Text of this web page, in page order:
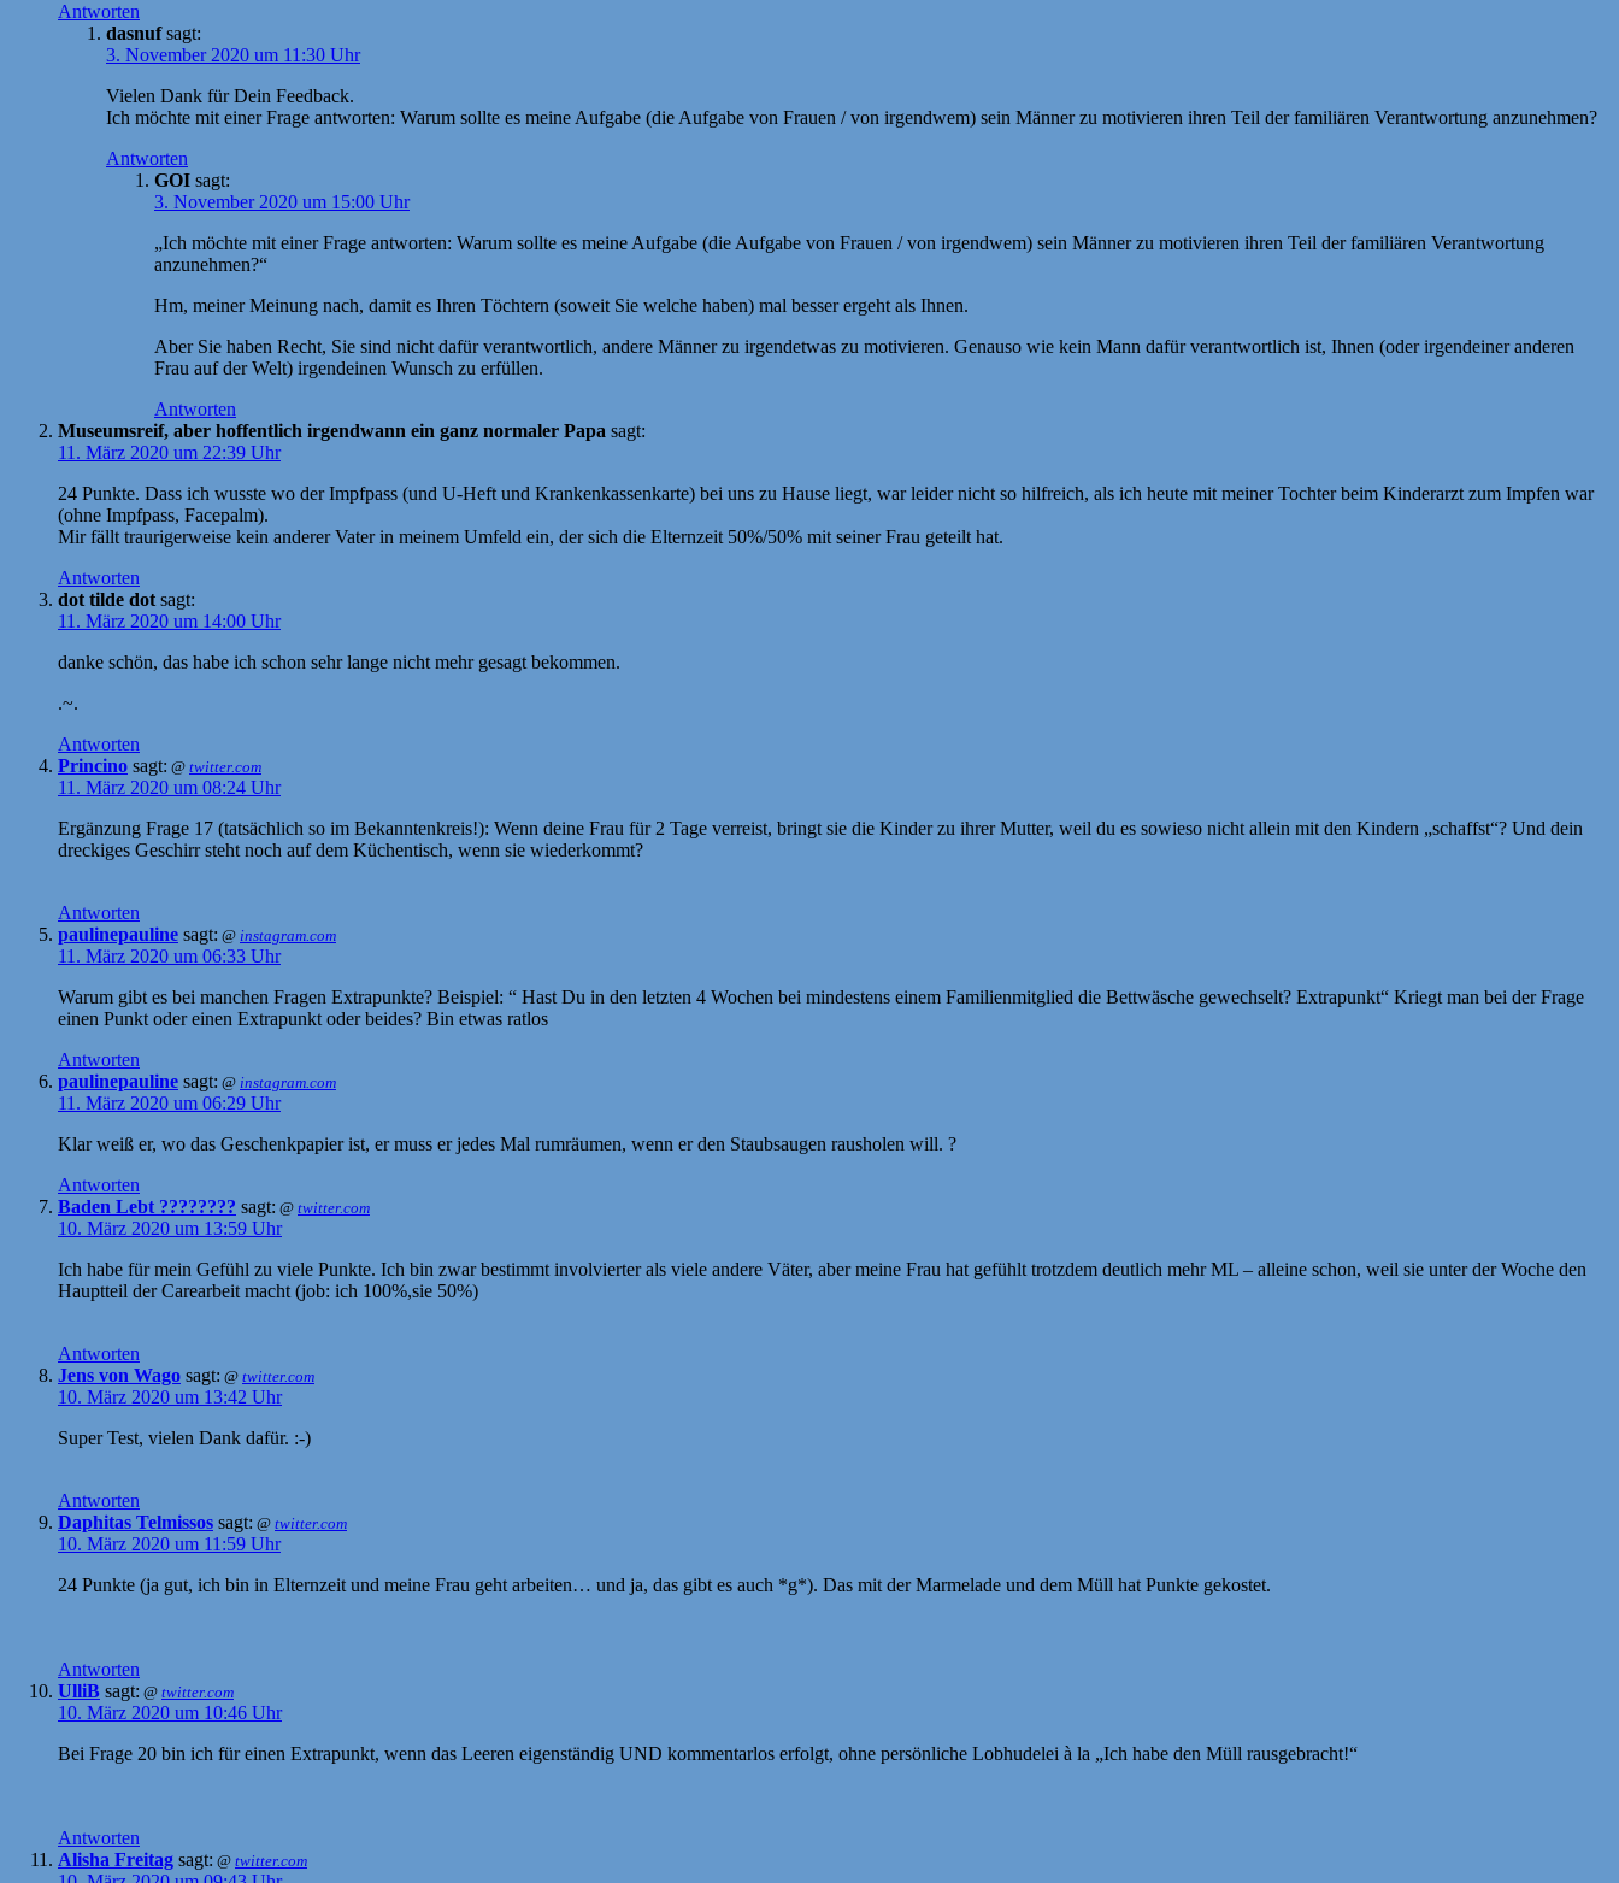
Antworten
dasnuf sagt:
3. November 2020 um 11:30 Uhr
Vielen Dank für Dein Feedback.
Ich möchte mit einer Frage antworten: Warum sollte es meine Aufgabe (die Aufgabe von Frauen / von irgendwem) sein Männer zu motivieren ihren Teil der familiären Verantwortung anzunehmen?
Antworten
GOI sagt:
3. November 2020 um 15:00 Uhr
„Ich möchte mit einer Frage antworten: Warum sollte es meine Aufgabe (die Aufgabe von Frauen / von irgendwem) sein Männer zu motivieren ihren Teil der familiären Verantwortung
anzunehmen?“
Hm, meiner Meinung nach, damit es Ihren Töchtern (soweit Sie welche haben) mal besser ergeht als Ihnen.
Aber Sie haben Recht, Sie sind nicht dafür verantwortlich, andere Männer zu irgendetwas zu motivieren. Genauso wie kein Mann dafür verantwortlich ist, Ihnen (oder irgendeiner anderen
Frau auf der Welt) irgendeinen Wunsch zu erfüllen.
Antworten
Museumsreif, aber hoffentlich irgendwann ein ganz normaler Papa sagt:
11. März 2020 um 22:39 Uhr
24 Punkte. Dass ich wusste wo der Impfpass (und U-Heft und Krankenkassenkarte) bei uns zu Hause liegt, war leider nicht so hilfreich, als ich heute mit meiner Tochter beim Kinderarzt zum Impfen war
(ohne Impfpass, Facepalm).
Mir fällt traurigerweise kein anderer Vater in meinem Umfeld ein, der sich die Elternzeit 50%/50% mit seiner Frau geteilt hat.
Antworten
dot tilde dot sagt:
11. März 2020 um 14:00 Uhr
danke schön, das habe ich schon sehr lange nicht mehr gesagt bekommen.
.~.
Antworten
Princino sagt: @ twitter.com
11. März 2020 um 08:24 Uhr
Ergänzung Frage 17 (tatsächlich so im Bekanntenkreis!): Wenn deine Frau für 2 Tage verreist, bringt sie die Kinder zu ihrer Mutter, weil du es sowieso nicht allein mit den Kindern „schaffst“? Und dein
dreckiges Geschirr steht noch auf dem Küchentisch, wenn sie wiederkommt?
Antworten
paulinepauline sagt: @ instagram.com
11. März 2020 um 06:33 Uhr
Warum gibt es bei manchen Fragen Extrapunkte? Beispiel: “ Hast Du in den letzten 4 Wochen bei mindestens einem Familienmitglied die Bettwäsche gewechselt? Extrapunkt“ Kriegt man bei der Frage
einen Punkt oder einen Extrapunkt oder beides? Bin etwas ratlos
Antworten
paulinepauline sagt: @ instagram.com
11. März 2020 um 06:29 Uhr
Klar weiß er, wo das Geschenkpapier ist, er muss er jedes Mal rumräumen, wenn er den Staubsaugen rausholen will. ?
Antworten
Baden Lebt ???????? sagt: @ twitter.com
10. März 2020 um 13:59 Uhr
Ich habe für mein Gefühl zu viele Punkte. Ich bin zwar bestimmt involvierter als viele andere Väter, aber meine Frau hat gefühlt trotzdem deutlich mehr ML – alleine schon, weil sie unter der Woche den
Hauptteil der Carearbeit macht (job: ich 100%,sie 50%)
Antworten
Jens von Wago sagt: @ twitter.com
10. März 2020 um 13:42 Uhr
Super Test, vielen Dank dafür. :-)
Antworten
Daphitas Telmissos sagt: @ twitter.com
10. März 2020 um 11:59 Uhr
24 Punkte (ja gut, ich bin in Elternzeit und meine Frau geht arbeiten… und ja, das gibt es auch *g*). Das mit der Marmelade und dem Müll hat Punkte gekostet.
Antworten
UlliB sagt: @ twitter.com
10. März 2020 um 10:46 Uhr
Bei Frage 20 bin ich für einen Extrapunkt, wenn das Leeren eigenständig UND kommentarlos erfolgt, ohne persönliche Lobhudelei à la „Ich habe den Müll rausgebracht!“
Antworten
Alisha Freitag sagt: @ twitter.com